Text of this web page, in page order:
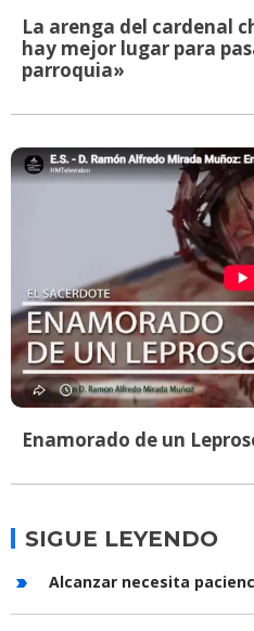
La arenga del cardenal
hay mejor lugar para
parroquia»
Enamorado de un
SIGUE LEYENDO
Alcanzar necesita